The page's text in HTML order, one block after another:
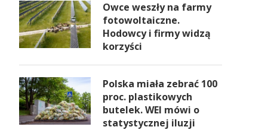
Owce weszły na farmy
fotowoltaiczne.
Hodowcy i firmy widzą
korzyści
Polska miała zebrać 100
proc. plastikowych
butelek. WEI mówi o
statystycznej iluzji